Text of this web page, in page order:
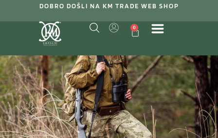
DOBRO DOŠLI NA KM TRADE WEB SHOP
0